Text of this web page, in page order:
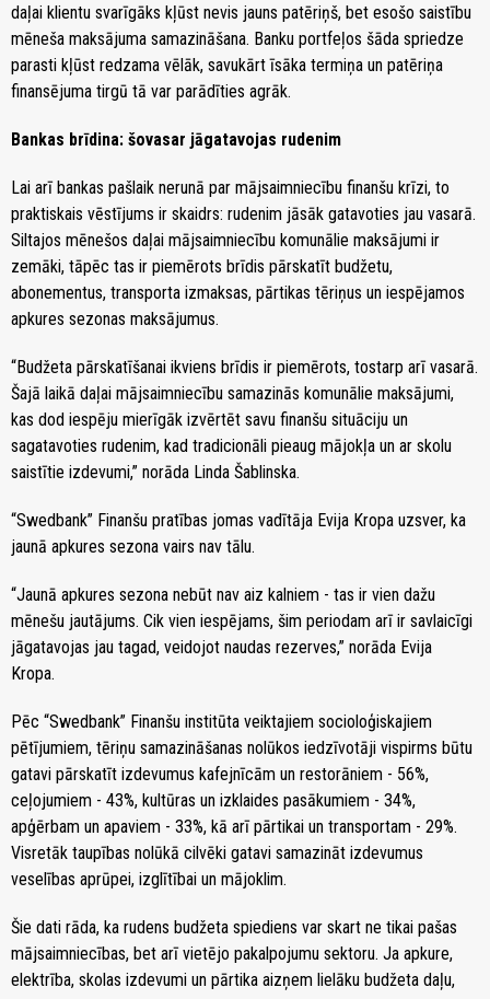
daļai klientu svarīgāks kļūst nevis jauns patēriņš, bet esošo saistību
mēneša maksājuma samazināšana. Banku portfeļos šāda spriedze
parasti kļūst redzama vēlāk, savukārt īsāka termiņa un patēriņa
finansējuma tirgū tā var parādīties agrāk.
Bankas brīdina: šovasar jāgatavojas rudenim
Lai arī bankas pašlaik nerunā par mājsaimniecību finanšu krīzi, to
praktiskais vēstījums ir skaidrs: rudenim jāsāk gatavoties jau vasarā.
Siltajos mēnešos daļai mājsaimniecību komunālie maksājumi ir
zemāki, tāpēc tas ir piemērots brīdis pārskatīt budžetu,
abonementus, transporta izmaksas, pārtikas tēriņus un iespējamos
apkures sezonas maksājumus.
“Budžeta pārskatīšanai ikviens brīdis ir piemērots, tostarp arī vasarā.
Šajā laikā daļai mājsaimniecību samazinās komunālie maksājumi,
kas dod iespēju mierīgāk izvērtēt savu finanšu situāciju un
sagatavoties rudenim, kad tradicionāli pieaug mājokļa un ar skolu
saistītie izdevumi,” norāda Linda Šablinska.
“Swedbank” Finanšu pratības jomas vadītāja Evija Kropa uzsver, ka
jaunā apkures sezona vairs nav tālu.
“Jaunā apkures sezona nebūt nav aiz kalniem - tas ir vien dažu
mēnešu jautājums. Cik vien iespējams, šim periodam arī ir savlaicīgi
jāgatavojas jau tagad, veidojot naudas rezerves,” norāda Evija
Kropa.
Pēc “Swedbank” Finanšu institūta veiktajiem socioloģiskajiem
pētījumiem, tēriņu samazināšanas nolūkos iedzīvotāji vispirms būtu
gatavi pārskatīt izdevumus kafejnīcām un restorāniem - 56%,
ceļojumiem - 43%, kultūras un izklaides pasākumiem - 34%,
apģērbam un apaviem - 33%, kā arī pārtikai un transportam - 29%.
Visretāk taupības nolūkā cilvēki gatavi samazināt izdevumus
veselības aprūpei, izglītībai un mājoklim.
Šie dati rāda, ka rudens budžeta spiediens var skart ne tikai pašas
mājsaimniecības, bet arī vietējo pakalpojumu sektoru. Ja apkure,
elektrība, skolas izdevumi un pārtika aizņem lielāku budžeta daļu,